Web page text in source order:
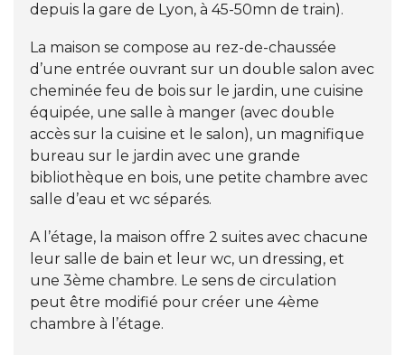
depuis la gare de Lyon, à 45-50mn de train).
La maison se compose au rez-de-chaussée
d’une entrée ouvrant sur un double salon avec
cheminée feu de bois sur le jardin, une cuisine
équipée, une salle à manger (avec double
accès sur la cuisine et le salon), un magnifique
bureau sur le jardin avec une grande
bibliothèque en bois, une petite chambre avec
salle d’eau et wc séparés.
A l’étage, la maison offre 2 suites avec chacune
leur salle de bain et leur wc, un dressing, et
une 3ème chambre. Le sens de circulation
peut être modifié pour créer une 4ème
chambre à l’étage.